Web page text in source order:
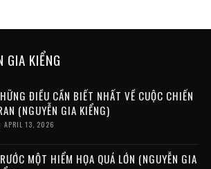
GIA KIỂNG
ĐIỀU CẦN BIẾT NHẤT VỀ CUỘC CHIẾN
(NGUYỄN GIA KIỂNG)
APRIL 13, 2026
MỘT HIỂM HỌA QUÁ LỚN (NGUYỄN GIA